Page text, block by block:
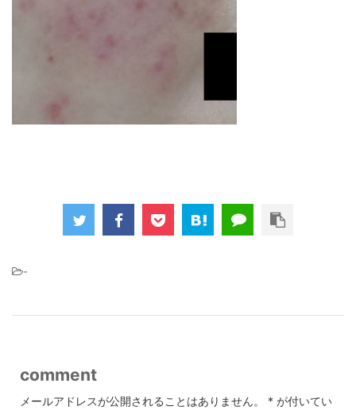
-
comment
メールアドレスが公開されることはありません。 * が付いてい